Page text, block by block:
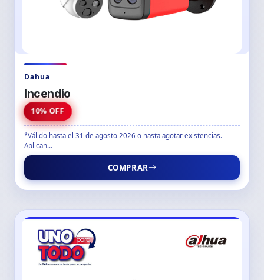
Dahua
Incendio
10% OFF
*Válido hasta el 31 de agosto 2026 o hasta agotar existencias.
Aplican...
COMPRAR